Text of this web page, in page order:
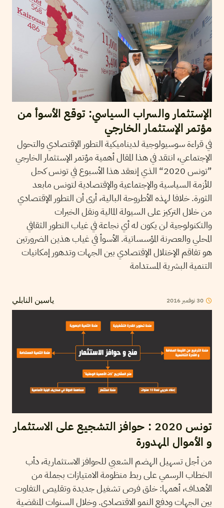
الإستثمار والسراب السياسي: توقع الأسوأ من
مؤتمر الإستثمار الخارجي
في قراءة سوسيولوجية لديناميكية التطور الإقتصادي والتحول
الإجتماعي، انتقد في هذا المقال أهمية مؤتمر الإستثمار الخارجي
”تونس 2020“ الذي إنعقد هذا الأسبوع في تونس كحل
للأزمة السياسية والإجتماعية والإقتصادية لتونس مابعد
الثورة. خلافا لهذه الأطروحة البالية، أرى أن التطور الإقتصادي
من خلال التركيز على السيولة المالية ونقل الخبرات
والتكنولوجية لن يكون له أي نجاعة في غياب التطور الثقافي
المحلي والعصرنة المؤسساتية. الأسوأ في غياب هذين الضرورتين
هو تفاقم الإختلال الإقتصادي بين الجهات وتدهور إمكانيات
التنمية البشرية المستدامة
ياسين النابلي 30 نوفمبر 2016
تونس 2020 : حوافز التشجيع على الاستثمار
و الأموال المهدورة
من أجل تسهيل الهضم الشعبي للحوافز الاستثمارية، دأب
الخطاب الرسمي على ربط منظومة الامتيازات بجملة من
الأهداف، أهمها: خلق فرص تشغيل جديدة وتقليص التفاوت
بين الجهات ودفع النمو الاقتصادي. وخلال السنوات المنقضية